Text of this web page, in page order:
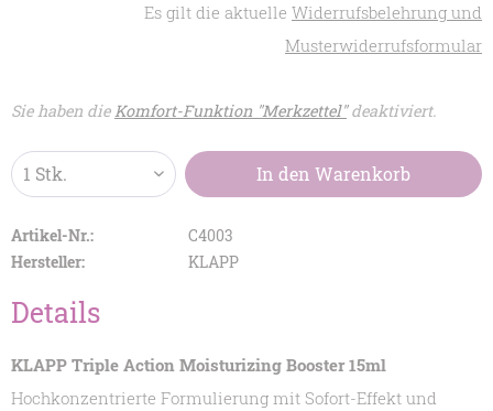
Es gilt die aktuelle Widerrufsbelehrung und
Musterwiderrufsformular
Sie haben dieKomfort-Funktion "Merkzettel"deaktiviert.
In den Warenkorb
Artikel-Nr.:
C4003
Hersteller:
KLAPP
Details
KLAPP Triple Action Moisturizing Booster 15ml
Hochkonzentrierte Formulierung mit Sofort-Effekt und